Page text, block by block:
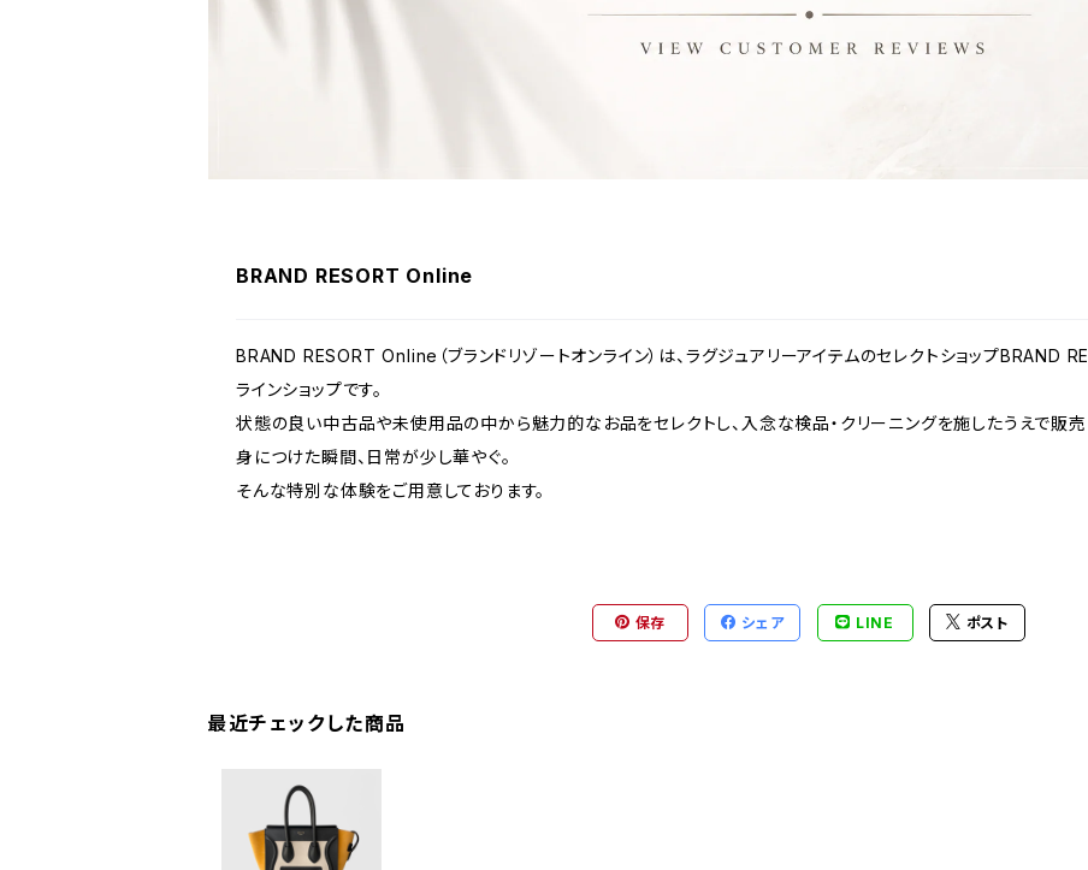
BRAND RESORT Online
BRAND RESORT Online（ブランドリゾートオンライン）は、ラグジュアリーアイテムのセレクトショップBRAND
ラインショップです。
状態の良い中古品や未使用品の中から魅力的なお品をセレクトし、入念な検品・クリーニングを施したうえで販売
身につけた瞬間、日常が少し華やぐ。
そんな特別な体験をご用意しております。
保存 シェア LINE ポスト
最近チェックした商品